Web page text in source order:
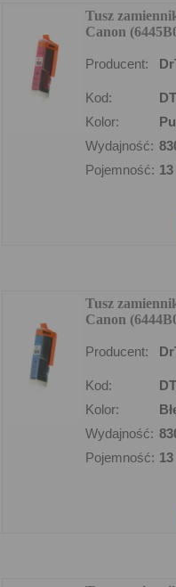
Tusz
Canon
Producent:
Kod:
Kolor:
Wydajność:
Pojemność:
Tusz
Canon
Producent:
Kod:
Kolor:
Wydajność:
Pojemność: